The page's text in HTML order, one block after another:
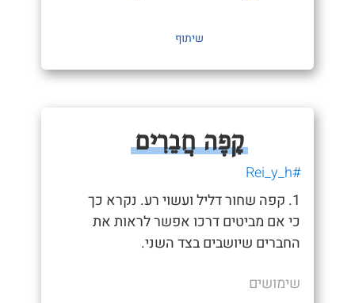
שיתוף
קָפֶה חֲבֵרִים
#Rei_y_h
1. קפה שחור דליל ועשוי רע. נקרא כך
כי אם מביטים דרכו אפשר לראות את
החברים שיושבים בצד השני.
שימושים